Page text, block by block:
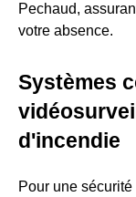
Pechaud,
votre absence.
Systèmes
d'incendie
Pour une